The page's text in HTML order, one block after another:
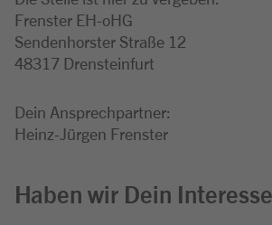
Frenster EH-oHG
Sendenhorster Straße 12
48317 Drensteinfurt
Dein Ansprechpartner:
Heinz-Jürgen Frenster
Haben wir Dein